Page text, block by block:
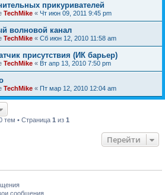
прикуривателей
TechMike « Чт июн 09, 2011 9:45 pm
волновой канал
TechMike « Сб июн 12, 2010 11:58 am
присутствия (ИК барьер)
TechMike « Вт апр 13, 2010 7:50 pm
TechMike « Пт мар 12, 2010 12:04 am
тем • Страница 1 из 1
Перейти
сообщения